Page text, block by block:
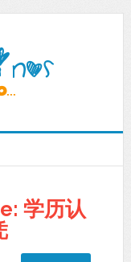
学历认